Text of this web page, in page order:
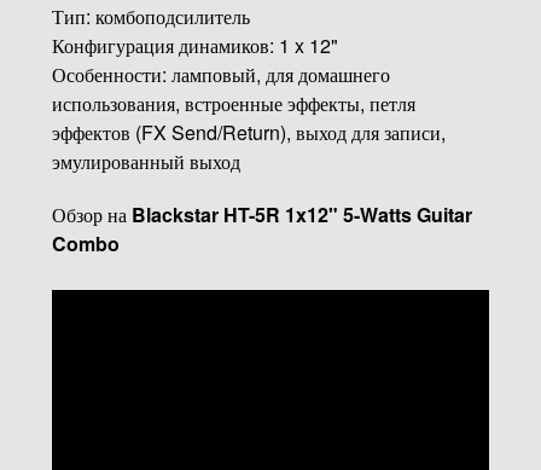
Тип: комбоподсилитель
Конфигурация динамиков: 1 x 12"
Особенности: ламповый, для домашнего
использования, встроенные эффекты, петля
эффектов (FX Send/Return), выход для записи,
эмулированный выход
Обзор на Blackstar HT-5R 1x12" 5-Watts Guitar
Combo